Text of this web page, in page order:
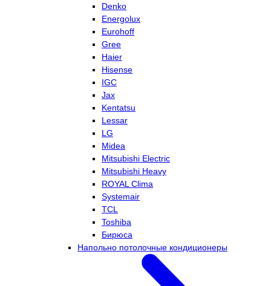
Denko
Energolux
Eurohoff
Gree
Haier
Hisense
IGC
Jax
Kentatsu
Lessar
LG
Midea
Mitsubishi Electric
Mitsubishi Heavy
ROYAL Clima
Systemair
TCL
Toshiba
Бирюса
Напольно потолочные кондиционеры